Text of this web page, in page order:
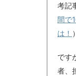
考記
間で
は！ ）
です
者、